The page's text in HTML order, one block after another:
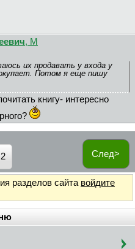
, М
их продавать у входа у
Потом я еще пишу
книгу- интересно
След>
2
разделов сайта войдите